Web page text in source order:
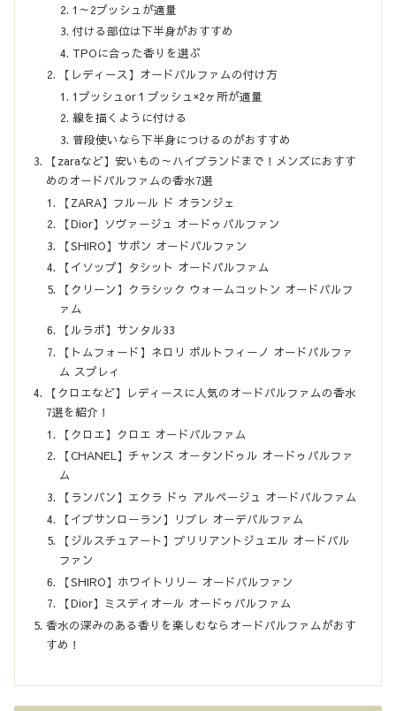
1～2プッシュが適量
付ける部位は下半身がおすすめ
TPOに合った香りを選ぶ
【レディース】オードパルファムの付け方
1プッシュor１プッシュ×2ヶ所が適量
線を描くように付ける
普段使いなら下半身につけるのがおすすめ
【zaraなど】安いもの～ハイブランドまで！メンズにおすす
めのオードパルファムの香水7選
【ZARA】フルール ド オランジェ
【Dior】ソヴァージュ オードゥパルファン
【SHIRO】サボン オードパルファン
【イソップ】タシット オードパルファム
【クリーン】クラシック ウォームコットン オードパルフ
ァム
【ルラボ】サンタル33
【トムフォード】ネロリ ポルトフィーノ オードパルファ
ム スプレィ
【クロエなど】レディースに人気のオードパルファムの香水
7選を紹介！
【クロエ】クロエ オードパルファム
【CHANEL】チャンス オータンドゥル オードゥパルファ
ム
【ランバン】エクラ ドゥ アルページュ オードパルファム
【イブサンローラン】リブレ オーデパルファム
【ジルスチュアート】ブリリアントジュエル オードパル
ファン
【SHIRO】ホワイトリリー オードパルファン
【Dior】ミスディオール オードゥパルファム
香水の深みのある香りを楽しむならオードパルファムがおす
すめ！